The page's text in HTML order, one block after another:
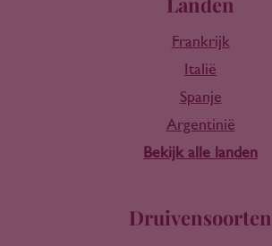
Frankrijk
Italië
Spanje
Argentinië
Bekijk alle landen
Druivensoorten